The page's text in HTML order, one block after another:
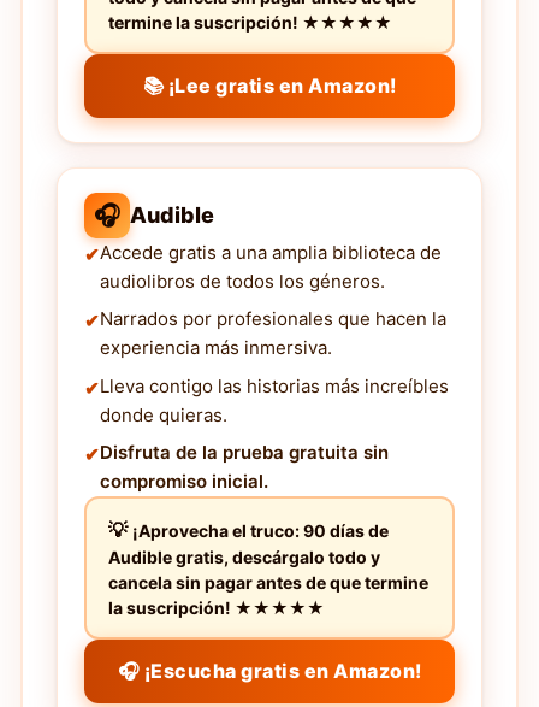
termine la suscripción! ★★★★★
📚 ¡Lee gratis en Amazon!
🎧 Audible
Accede gratis a una amplia biblioteca de
audiolibros de todos los géneros.
Narrados por profesionales que hacen la
experiencia más inmersiva.
Lleva contigo las historias más increíbles
donde quieras.
Disfruta de la prueba gratuita sin
compromiso inicial.
¡Aprovecha el truco: 90 días de
Audible gratis, descárgalo todo y
cancela sin pagar antes de que termine
la suscripción! ★★★★★
🎧 ¡Escucha gratis en Amazon!